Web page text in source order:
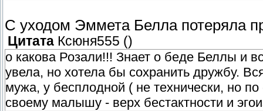
С уходом Эммета Белла потеряла
Цитата Ксюня555 ()
о какова Розали!!! Знает о беде Беллы и
увела, но хотела бы сохранить дружбу.
мужа, у бесплодной ( не технически, но
своему малышу - верх бестактности и